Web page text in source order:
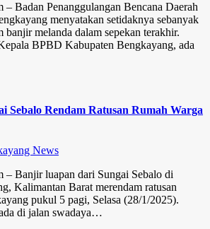
Badan Penanggulangan Bencana Daerah
menyatakan setidaknya sebanyak
banjir melanda dalam sepekan terakhir.
BPBD Kabupaten Bengkayang, ada
Sebalo Rendam Ratusan Rumah Warga
News
– Banjir luapan dari Sungai Sebalo di
Kalimantan Barat merendam ratusan
pukul 5 pagi, Selasa (28/1/2025).
di jalan swadaya…